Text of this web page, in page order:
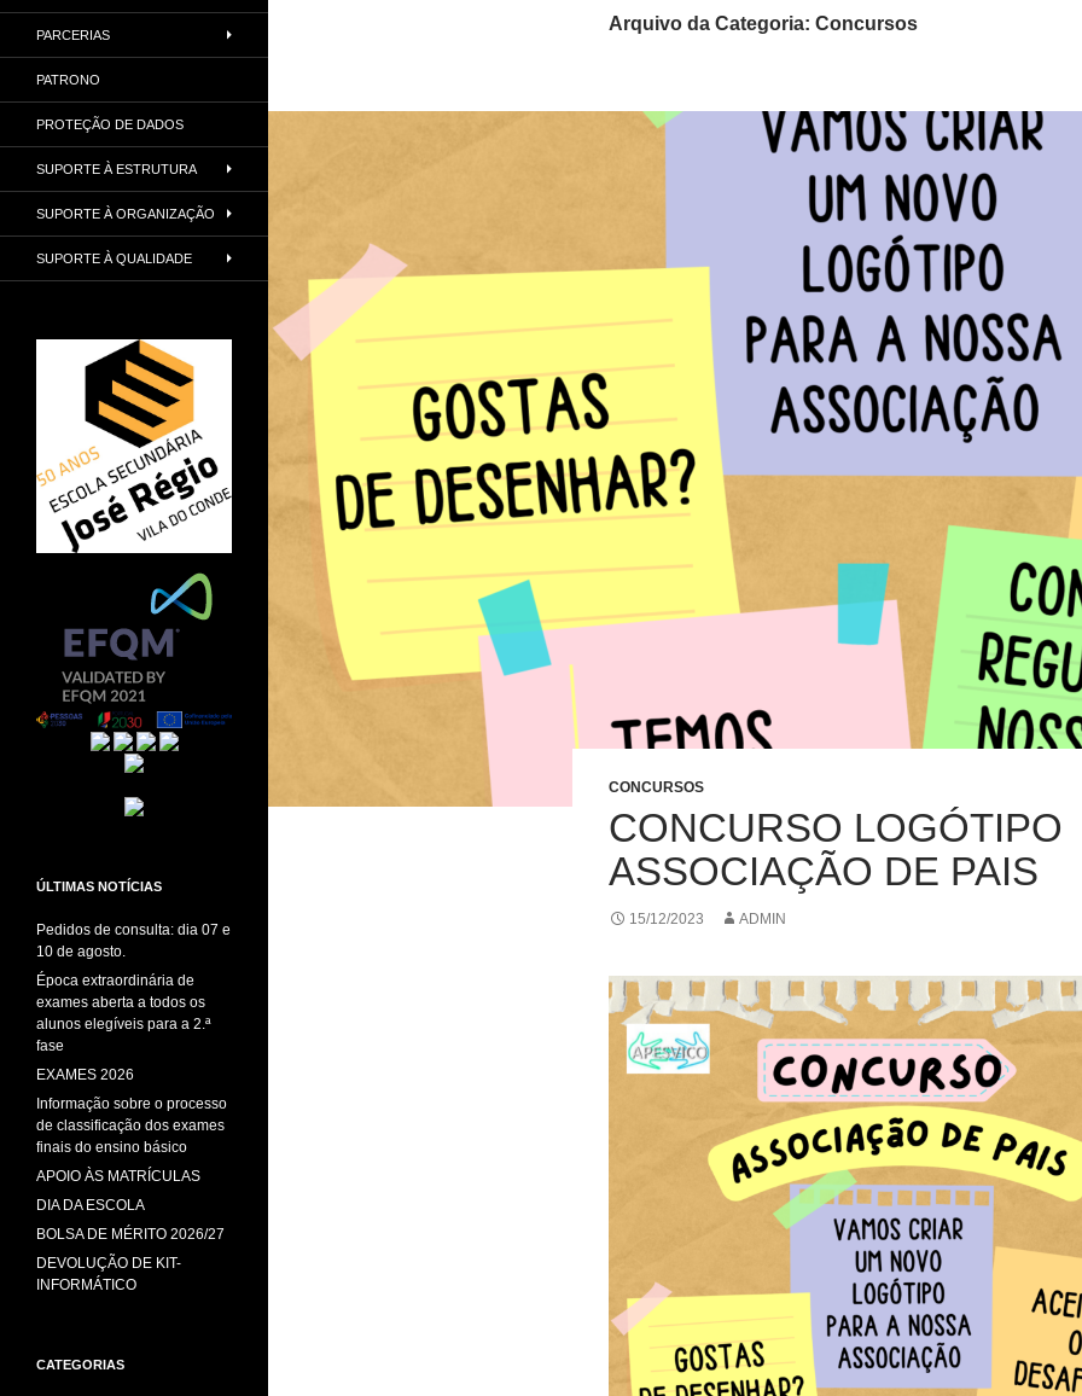
Arquivo da Categoria: Concursos
CONCURSOS
CONCURSO LOGÓTIPO
ASSOCIAÇÃO DE PAIS
15/12/2023 ADMIN
PARCERIAS
PATRONO
PROTEÇÃO DE DADOS
SUPORTE À ESTRUTURA
SUPORTE À ORGANIZAÇÃO
SUPORTE À QUALIDADE
ÚLTIMAS NOTÍCIAS
Pedidos de consulta: dia 07 e
10 de agosto.
Época extraordinária de
exames aberta a todos os
alunos elegíveis para a 2.ª
fase
EXAMES 2026
Informação sobre o processo
de classificação dos exames
finais do ensino básico
APOIO ÀS MATRÍCULAS
DIA DA ESCOLA
BOLSA DE MÉRITO 2026/27
DEVOLUÇÃO DE KIT-
INFORMÁTICO
CATEGORIAS